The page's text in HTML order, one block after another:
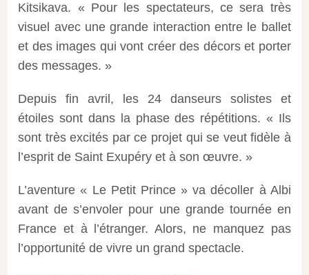
Kitsikava. « Pour les spectateurs, ce sera très
visuel avec une grande interaction entre le ballet
et des images qui vont créer des décors et porter
des messages. »
Depuis fin avril, les 24 danseurs solistes et
étoiles sont dans la phase des répétitions. « Ils
sont très excités par ce projet qui se veut fidèle à
l’esprit de Saint Exupéry et à son œuvre. »
L’aventure « Le Petit Prince » va décoller à Albi
avant de s’envoler pour une grande tournée en
France et à l’étranger. Alors, ne manquez pas
l’opportunité de vivre un grand spectacle.